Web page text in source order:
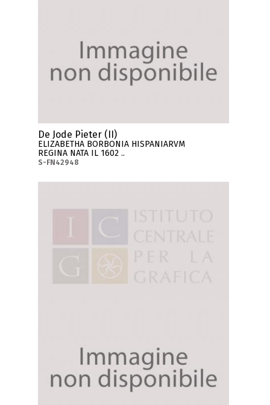
De Jode Pieter (II)
ELIZABETHA BORBONIA HISPANIARVM
REGINA NATA IL 1602 ..
S-FN42948